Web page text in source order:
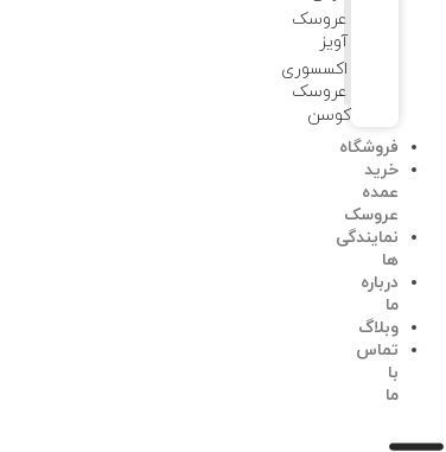
عروسک
آویز
اکسسوری
عروسک
کوسن
فروشگاه
خرید
عمده
عروسک
نمایندگی
ها
درباره
ما
وبلاگ
تماس
با
ما